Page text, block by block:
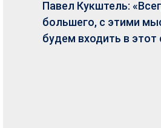
Павел Кукштель:
большего, с этими
будем входить в этот